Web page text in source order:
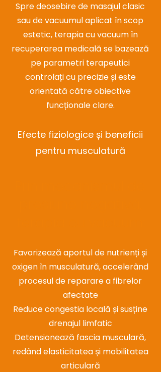
Spre deosebire de masajul clasic
sau de vacuumul aplicat în scop
estetic, terapia cu vacuum în
recuperarea medicală se bazează
pe parametri terapeutici
controlați cu precizie și este
orientată către obiective
funcționale clare.
Efecte fiziologice și beneficii
pentru musculatură
Favorizează aportul de nutrienți și
oxigen în musculatură, accelerând
procesul de reparare a fibrelor
afectate
Reduce congestia locală și susține
drenajul limfatic
Detensionează fascia musculară,
redând elasticitatea și mobilitatea
articulară